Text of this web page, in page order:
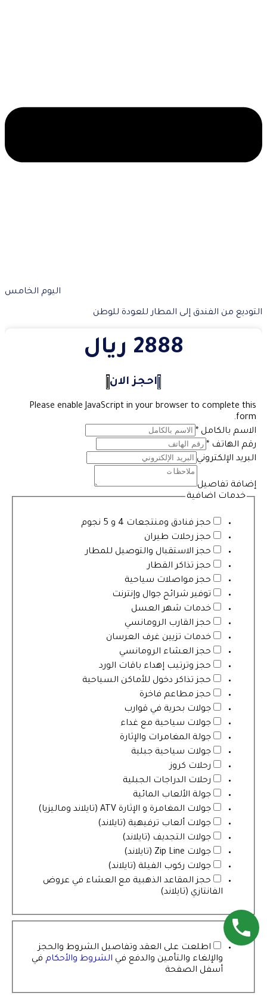
اليوم الخامس
التوديع من الفندق إلى المطار للعودة للوطن
2888 ريال
احجز الان
Please enable JavaScript in your browser to complete this
form.
الاسم بالكامل *
رقم الهاتف *
البريد الإلكتروني
إضافة تفاصيل
خدمات اضافية
حجز فنادق ومنتجعات 4 و 5 نجوم
حجز رحلات طيران
حجز الاستقبال والتوصيل للمطار
حجز تذاكر القطار
حجز مواصلات سياحية
توفير شرائح جوال وإنترنت
خدمات شهر العسل
حجز القارب الرومانسي
خدمات تزيين غرف العرسان
حجز العشاء الرومانسي
حجز وترتيب إهداء باقات الورد
حجز تذاكر دخول للأماكن السياحية
حجز مطاعم فاخرة
جولات بحرية في قوارب
جولات سياحية مع غداء
جولة المغامرات والإثارة
جولات سياحية جبلية
رحلات كروز
رحلات الدراجات الجبلية
جولة الألعاب المائية
جولات المغامرة و الإثارة ATV (تايلاند وماليزيا)
جولات ألعاب ترفيهية (تايلاند)
جولات التجديف (تايلاند)
جولات Zip Line (تايلاند)
جولات ركوب الفيلة (تايلاند)
حجز المقاعد الذهبية مع العشاء في عروض
الفانتازي (تايلاند)
اطلعت على العقد وتفاصيل الشروط والحجز
والإلغاء والتأمين والدفع في الشروط والأحكام في
أسفل الصفحة